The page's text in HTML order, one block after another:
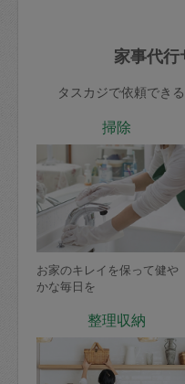
家事代行
タスカジで依頼でき
掃除
お家のキレイを保って健や
かな毎日を
整理収納